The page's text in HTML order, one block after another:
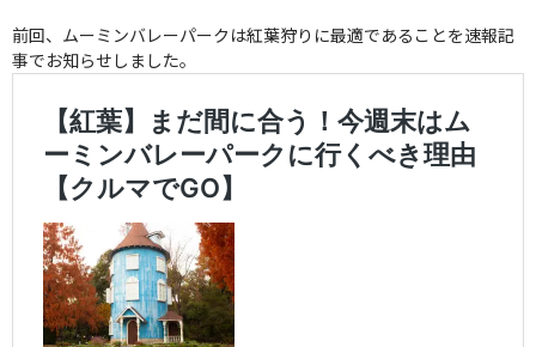
前回、ムーミンバレーパークは紅葉狩りに最適であることを速報記
事でお知らせしました。